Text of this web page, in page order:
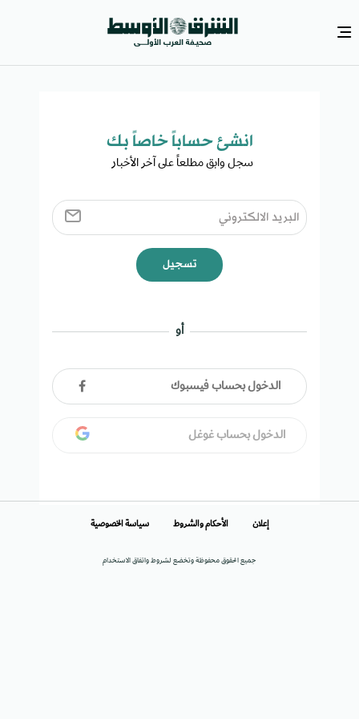
انشئ حساباً خاصاً بك​
سجل وابق مطلعاً على آخر الأخبار ​
تسجيل
أو
الدخول بحساب فيسبوك
الدخول بحساب غوغل
جميع الحقوق محفوظة وتخضع لشروط واتفاق الاستخدام
إعلان الأحكام والشروط سياسة الخصوصية